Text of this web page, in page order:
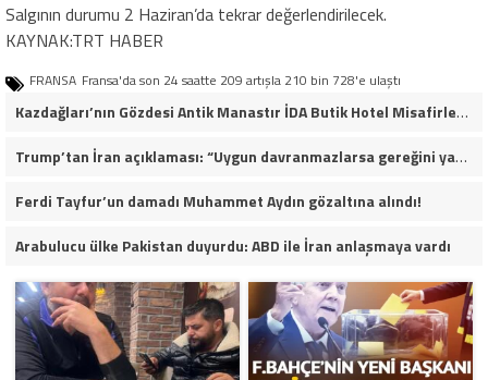
Salgının durumu 2 Haziran’da tekrar değerlendirilecek.
KAYNAK:TRT HABER
FRANSA Fransa'da son 24 saatte 209 artışla 210 bin 728'e ulaştı
Kazdağları’nın Gözdesi Antik Manastır İDA Butik Hotel Misafirlerinden Tam Not Alıyor
Trump’tan İran açıklaması: “Uygun davranmazlarsa gereğini yaparım”
Ferdi Tayfur’un damadı Muhammet Aydın gözaltına alındı!
Arabulucu ülke Pakistan duyurdu: ABD ile İran anlaşmaya vardı